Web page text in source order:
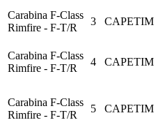
Carabina F-Class
Rimfire - F-T/R
3 CAPETIM
Carabina F-Class
Rimfire - F-T/R
4 CAPETIM
Carabina F-Class
Rimfire - F-T/R
5 CAPETIM